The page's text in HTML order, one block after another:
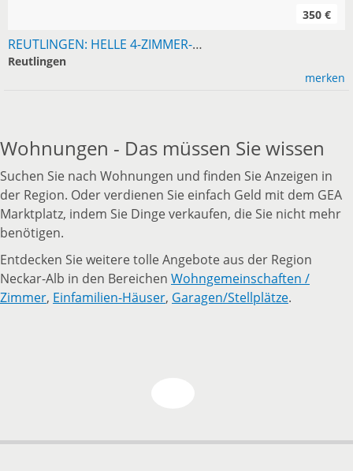
REUTLINGEN: HELLE 4-ZIMMER-WOHNUNG, 105 M², POMOLOGIE-NÄHE
350 €
Reutlingen
merken
Wohnungen - Das müssen Sie wissen
Suchen Sie nach Wohnungen und finden Sie Anzeigen in
der Region. Oder verdienen Sie einfach Geld mit dem GEA
Marktplatz, indem Sie Dinge verkaufen, die Sie nicht mehr
benötigen.
Entdecken Sie weitere tolle Angebote aus der Region
Neckar-Alb in den Bereichen Wohngemeinschaften /
Zimmer, Einfamilien-Häuser, Garagen/Stellplätze.